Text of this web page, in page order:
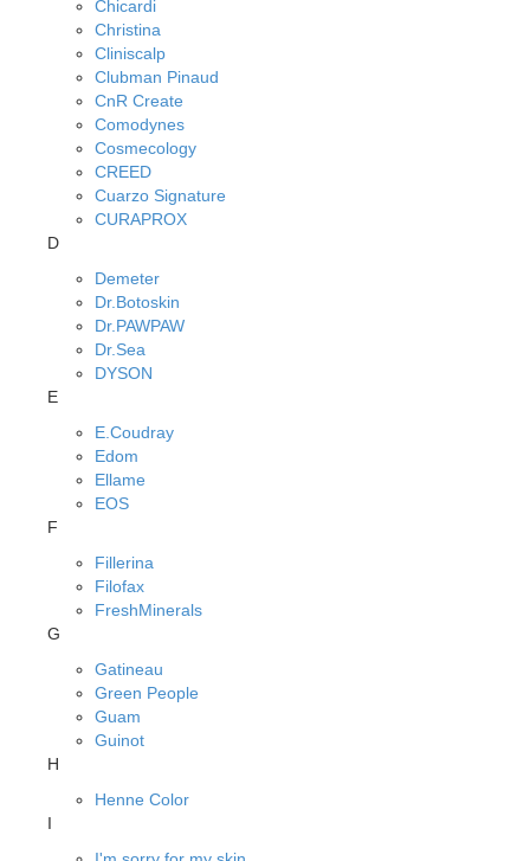
Chicardi
Christina
Cliniscalp
Clubman Pinaud
CnR Create
Comodynes
Cosmecology
CREED
Cuarzo Signature
CURAPROX
D
Demeter
Dr.Botoskin
Dr.PAWPAW
Dr.Sea
DYSON
E
E.Coudray
Edom
Ellame
EOS
F
Fillerina
Filofax
FreshMinerals
G
Gatineau
Green People
Guam
Guinot
H
Henne Color
I